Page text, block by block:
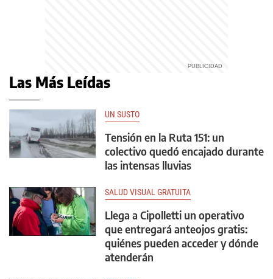
Las Más Leídas
UN SUSTO
Tensión en la Ruta 151: un
colectivo quedó encajado durante
las intensas lluvias
SALUD VISUAL GRATUITA
Llega a Cipolletti un operativo
que entregará anteojos gratis:
quiénes pueden acceder y dónde
atenderán